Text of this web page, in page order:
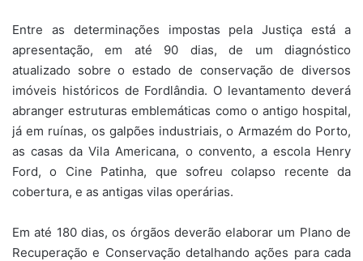
Entre as determinações impostas pela Justiça está a
apresentação, em até 90 dias, de um diagnóstico
atualizado sobre o estado de conservação de diversos
imóveis históricos de Fordlândia. O levantamento deverá
abranger estruturas emblemáticas como o antigo hospital,
já em ruínas, os galpões industriais, o Armazém do Porto,
as casas da Vila Americana, o convento, a escola Henry
Ford, o Cine Patinha, que sofreu colapso recente da
cobertura, e as antigas vilas operárias.
Em até 180 dias, os órgãos deverão elaborar um Plano de
Recuperação e Conservação detalhando ações para cada